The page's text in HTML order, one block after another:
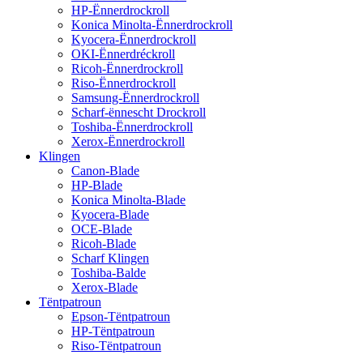
HP-Ënnerdrockroll
Konica Minolta-Ënnerdrockroll
Kyocera-Ënnerdrockroll
OKI-Ënnerdréckroll
Ricoh-Ënnerdrockroll
Riso-Ënnerdrockroll
Samsung-Ënnerdrockroll
Scharf-ënnescht Drockroll
Toshiba-Ënnerdrockroll
Xerox-Ënnerdrockroll
Klingen
Canon-Blade
HP-Blade
Konica Minolta-Blade
Kyocera-Blade
OCE-Blade
Ricoh-Blade
Scharf Klingen
Toshiba-Balde
Xerox-Blade
Tëntpatroun
Epson-Tëntpatroun
HP-Tëntpatroun
Riso-Tëntpatroun